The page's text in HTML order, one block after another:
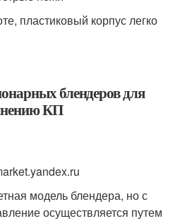
пластиковый корпус легко
блендеров для
КП
модель блендера, но с
осуществляется путем